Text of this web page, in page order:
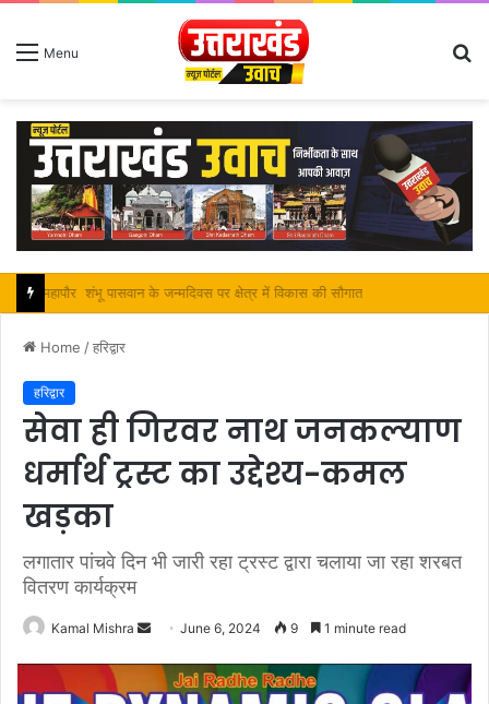
Menu
महापौर शंभू पासवान के जन्मदिवस पर क्षेत्र में विकास की सौगात
Home /हरिद्वार
हरिद्वार
सेवा ही गिरवर नाथ जनकल्याण
धर्मार्थ ट्रस्ट का उद्देश्य-कमल
खड़का
लगातार पांचवे दिन भी जारी रहा ट्रस्ट द्वारा चलाया जा रहा शरबत
वितरण कार्यक्रम
Kamal Mishra
Send
email
June 6, 2024 9 1 minute read